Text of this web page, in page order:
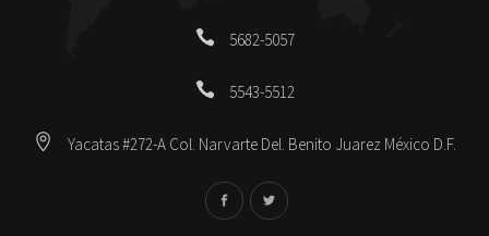
5682-5057
5543-5512
Yacatas #272-A Col. Narvarte Del. Benito Juarez México D.F.